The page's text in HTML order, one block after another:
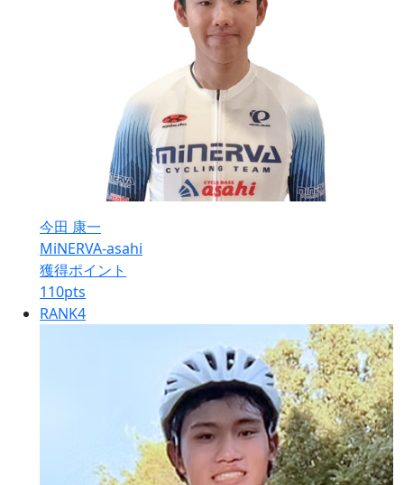
今田 康一
MiNERVA-asahi
獲得ポイント
110pts
RANK4